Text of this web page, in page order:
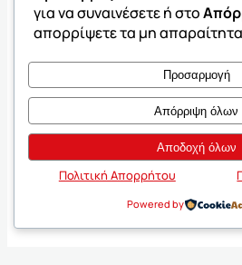
για να συναινέσετε ή στο
απορρίψετε τα μη
Προσαρμογή
Απόρριψη όλων
Αποδοχή όλων
Πολιτική Απορρήτου
Powered by